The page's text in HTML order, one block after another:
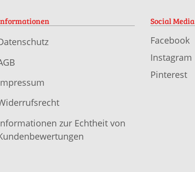
zur Echtheit von
Social Media
Facebook
Instagram
Pinterest